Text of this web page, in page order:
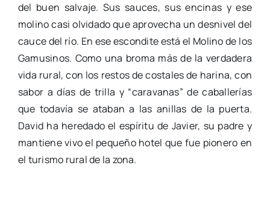
del buen salvaje. Sus sauces, sus encinas y ese
molino casi olvidado que aprovecha un desnivel del
cauce del río. En ese escondite está el Molino de los
Gamusinos. Como una broma más de la verdadera
vida rural, con los restos de costales de harina, con
sabor a días de trilla y “caravanas” de caballerías
que todavía se ataban a las anillas de la puerta.
David ha heredado el espíritu de Javier, su padre y
mantiene vivo el pequeño hotel que fue pionero en
el turismo rural de la zona.